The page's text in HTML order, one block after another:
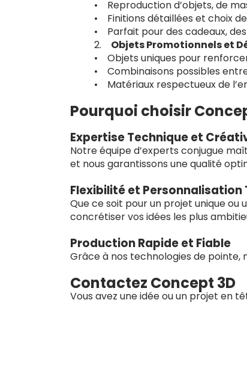
• Reproduction d’objets, de
• Finitions détaillées et choix
• Parfait pour des cadeaux,
2. Objets Promotionnels et
• Objets uniques pour
• Combinaisons possibles
• Matériaux respectueux de
Pourquoi choisir
Expertise Technique et
Notre équipe d’experts conjugue
et nous garantissons une qualité
Flexibilité et Personnalisation
Que ce soit pour un projet unique
concrétiser vos idées les plus
Production Rapide et Fiable
Grâce à nos technologies de pointe,
Contactez Concept 3D
Vous avez une idée ou un projet en